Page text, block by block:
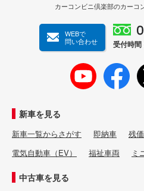
カーコンビニ倶楽部のカーコ
WEBで
問い合わせ
受付時
新車を見る
新車一覧からさがす 即納車
残
電気自動車（EV）
福祉車両 ミ
中古車を見る